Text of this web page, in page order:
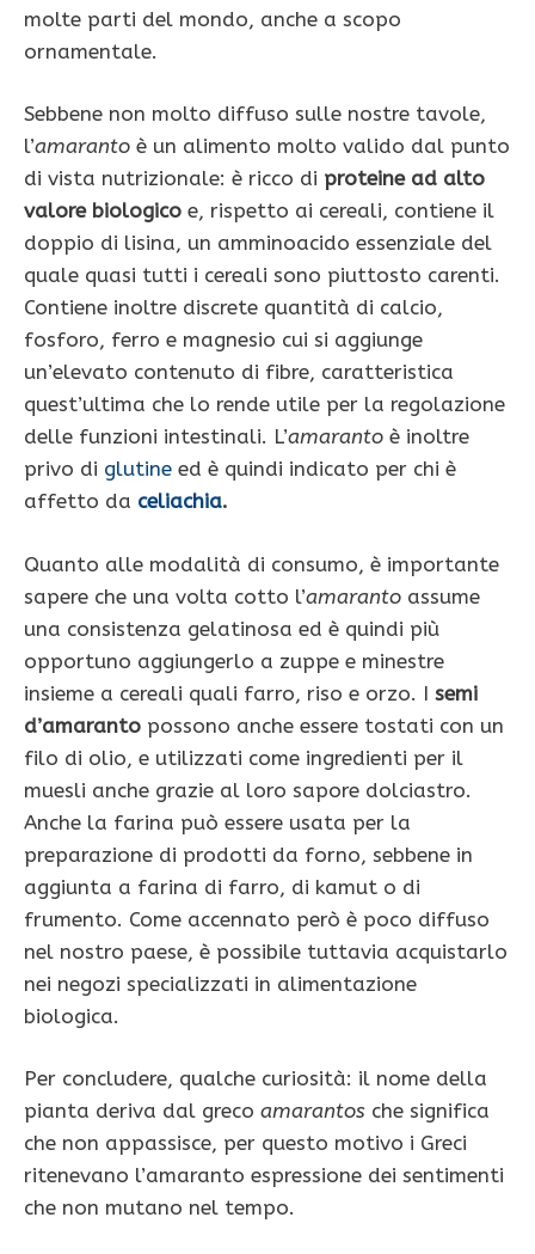
molte parti del mondo, anche a scopo
ornamentale.
Sebbene non molto diffuso sulle nostre tavole,
l’amaranto è un alimento molto valido dal punto
di vista nutrizionale: è ricco di proteine ad alto
valore biologico e, rispetto ai cereali, contiene il
doppio di lisina, un amminoacido essenziale del
quale quasi tutti i cereali sono piuttosto carenti.
Contiene inoltre discrete quantità di calcio,
fosforo, ferro e magnesio cui si aggiunge
un’elevato contenuto di fibre, caratteristica
quest’ultima che lo rende utile per la regolazione
delle funzioni intestinali. L’amaranto è inoltre
privo di glutine ed è quindi indicato per chi è
affetto da celiachia.
Quanto alle modalità di consumo, è importante
sapere che una volta cotto l’amaranto assume
una consistenza gelatinosa ed è quindi più
opportuno aggiungerlo a zuppe e minestre
insieme a cereali quali farro, riso e orzo. I semi
d’amaranto possono anche essere tostati con un
filo di olio, e utilizzati come ingredienti per il
muesli anche grazie al loro sapore dolciastro.
Anche la farina può essere usata per la
preparazione di prodotti da forno, sebbene in
aggiunta a farina di farro, di kamut o di
frumento. Come accennato però è poco diffuso
nel nostro paese, è possibile tuttavia acquistarlo
nei negozi specializzati in alimentazione
biologica.
Per concludere, qualche curiosità: il nome della
pianta deriva dal greco amarantos che significa
che non appassisce, per questo motivo i Greci
ritenevano l’amaranto espressione dei sentimenti
che non mutano nel tempo.